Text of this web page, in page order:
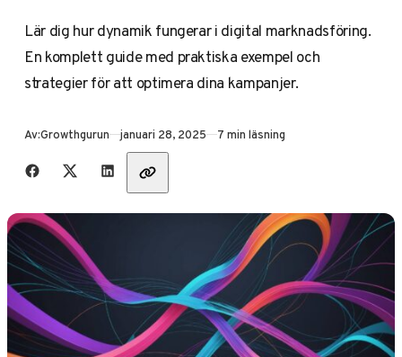
Lär dig hur dynamik fungerar i digital marknadsföring.
En komplett guide med praktiska exempel och
strategier för att optimera dina kampanjer.
Av:Growthgurun Publicerad
januari 28, 2025 7 min läsning
Dela med vänner